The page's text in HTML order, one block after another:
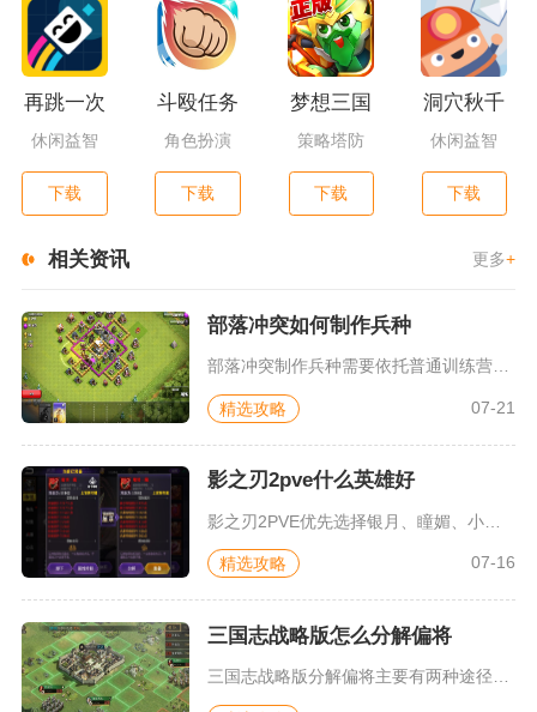
再跳一次
休闲益智
下载
斗殴任务
角色扮演
下载
梦想三国
策略塔防
下载
洞穴秋千
休闲益智
下载
相关资讯 更多+
部落冲突如何制作兵种
部落冲突制作兵种需要依托普通训练营、暗黑训练营两大核心建筑完...
精选攻略 07-21
影之刃2pve什么英雄好
影之刃2PVE优先选择银月、瞳媚、小宏，三类英雄适配不同养成...
精选攻略 07-16
三国志战略版怎么分解偏将
三国志战略版分解偏将主要有两种途径，一是直接转化为战法点，二...